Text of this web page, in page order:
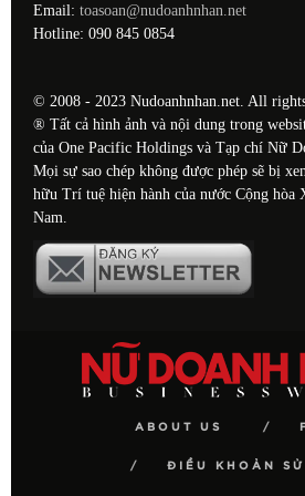
Email: toasoan@nudoanhnhan.net
Hotline: 090 845 0854
© 2008 - 2023 Nudoanhnhan.net. All
® Tất cả hình ảnh và nội dung trong
của One Pacific Holdings và Tạp chí Nữ
Mọi sự sao chép không được phép sẽ bị
hữu Trí tuệ hiện hành của nước Cộng hòa
Nam.
ABOUT US
ĐIỀU KHOẢN SỬ